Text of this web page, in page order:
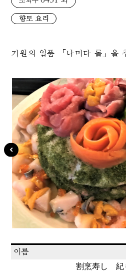
향토 요리
기원의 일품 「나미다 롤」을
이름
割烹寿し 紀